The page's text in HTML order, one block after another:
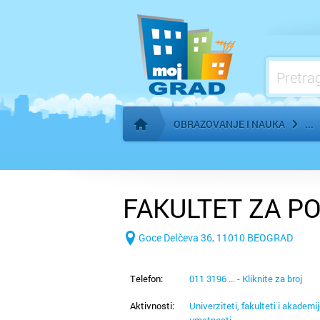
Početna stranica
OBRAZOVANJE I NAUKA
FAKULTET ZA
Goce Delčeva 36, 11010 BEOGRAD
Telefon: 011 3196 ... - Kliknite za broj
Aktivnosti:
Univerziteti, fakulteti i